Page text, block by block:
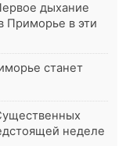
дыхание
Приморье в эти
станет
неделе